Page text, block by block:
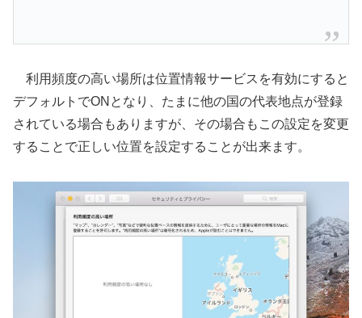
利用頻度の高い場所は位置情報サービスを有効にすると
デフォルトでONとなり、たまに他の国の代表地点が登録
されている場合もありますが、その場合もこの設定を変更
することで正しい位置を設定することが出来ます。